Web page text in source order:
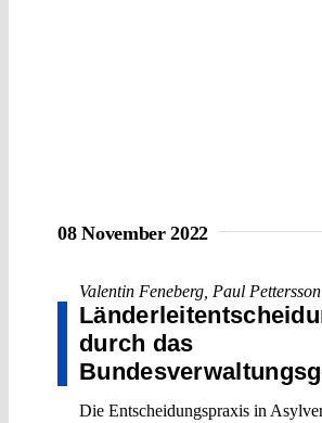
08 November 2022
Valentin Feneberg Paul Pettersson
durch das
Die Entscheidungspraxis in